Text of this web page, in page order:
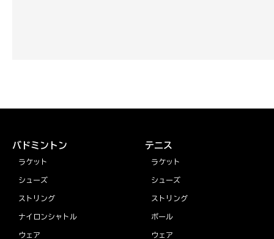
バドミントン
ラケット
シューズ
ストリング
ナイロンシャトル
ウェア
テニス
ラケット
シューズ
ストリング
ボール
ウェア